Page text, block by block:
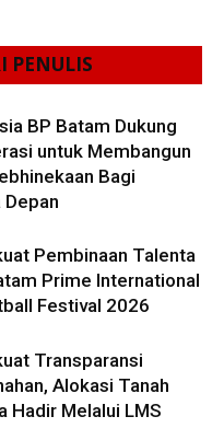
PENULIS
BP Batam Dukung
untuk Membangun
Bagi
Depan
Pembinaan Talenta
Prime International
Festival 2026
Transparansi
Alokasi Tanah
Hadir Melalui LMS